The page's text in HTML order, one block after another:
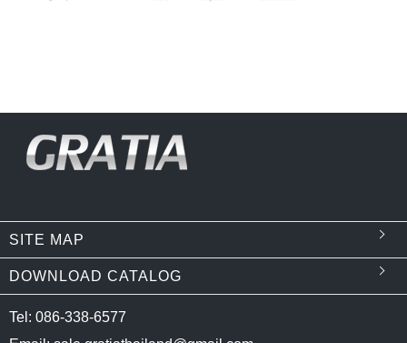
SITE MAP
DOWNLOAD CATALOG
Tel: 086-338-6577